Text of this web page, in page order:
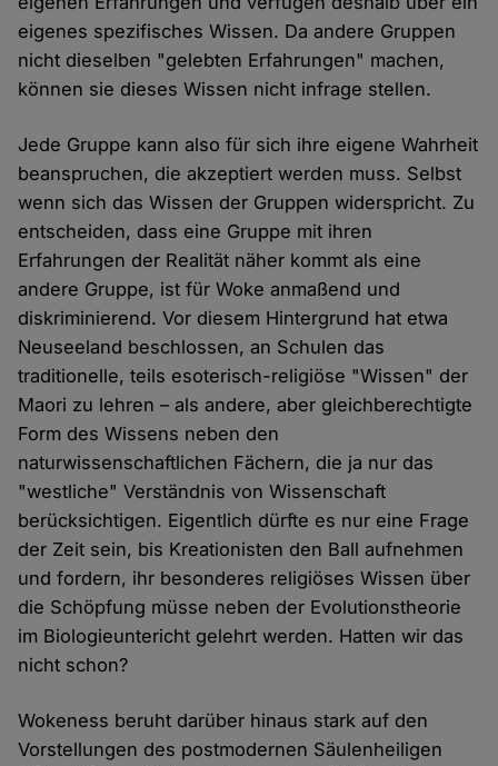
eigenes spezifisches Wissen. Da andere Gruppen
nicht dieselben "gelebten Erfahrungen" machen,
können sie dieses Wissen nicht infrage stellen.
Jede Gruppe kann also für sich ihre eigene Wahrheit
beanspruchen, die akzeptiert werden muss. Selbst
wenn sich das Wissen der Gruppen widerspricht. Zu
entscheiden, dass eine Gruppe mit ihren
Erfahrungen der Realität näher kommt als eine
andere Gruppe, ist für Woke anmaßend und
diskriminierend. Vor diesem Hintergrund hat etwa
Neuseeland beschlossen, an Schulen das
traditionelle, teils esoterisch-religiöse "Wissen" der
Maori zu lehren – als andere, aber gleichberechtigte
Form des Wissens neben den
naturwissenschaftlichen Fächern, die ja nur das
"westliche" Verständnis von Wissenschaft
berücksichtigen. Eigentlich dürfte es nur eine Frage
der Zeit sein, bis Kreationisten den Ball aufnehmen
und fordern, ihr besonderes religiöses Wissen über
die Schöpfung müsse neben der Evolutionstheorie
im Biologieuntericht gelehrt werden. Hatten wir das
nicht schon?
Wokeness beruht darüber hinaus stark auf den
Vorstellungen des postmodernen Säulenheiligen